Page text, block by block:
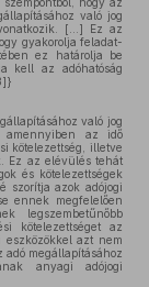
való jog
[...] Ez az
gyakorolja feladat-
ez határolja be
kell az adóhatóság
való jog
amennyiben az idő
kötelezettség, illetve
Ez az elévülés tehát
és kötelezettségek
szorítja azok adójogi
ennek megfelelően
legszembetűnőbb
kötelezettséget az
azt nem
megállapításához
anyagi adójogi